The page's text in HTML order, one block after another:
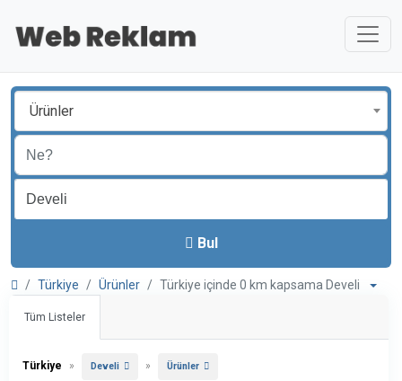
Ürünler
Bul
Türkiye Ürünler Türkiye içinde 0 km kapsama Develi
Tüm Listeler
Türkiye » Develi » Ürünler